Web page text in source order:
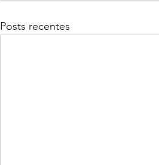
Posts recentes